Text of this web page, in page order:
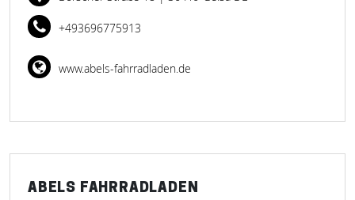
+493696775913
www.abels-fahrradladen.de
ABELS FAHRRADLADEN